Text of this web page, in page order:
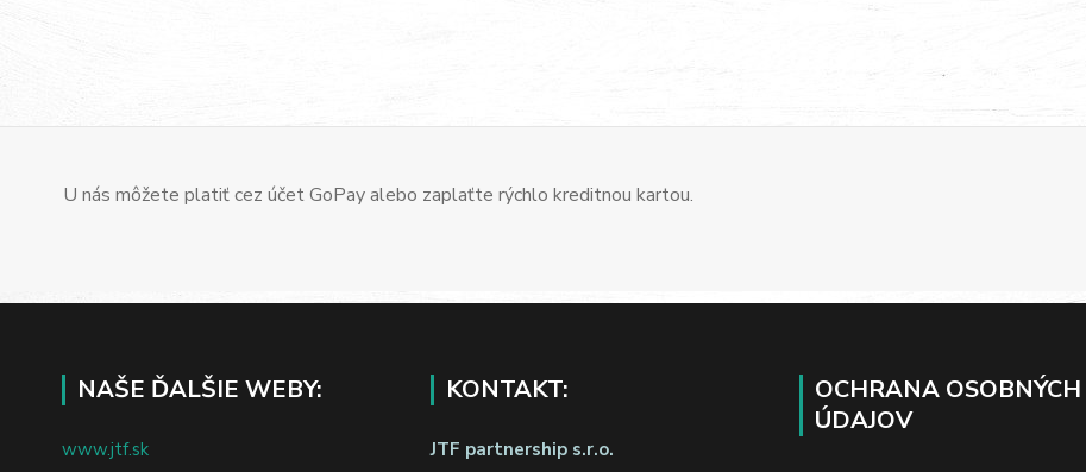
U nás môžete platiť cez účet GoPay alebo zaplaťte rýchlo kreditnou kartou.
NAŠE ĎALŠIE WEBY:
www.jtf.sk
KONTAKT:
JTF partnership s.r.o.
OCHRANA OSOBNÝCH
ÚDAJOV